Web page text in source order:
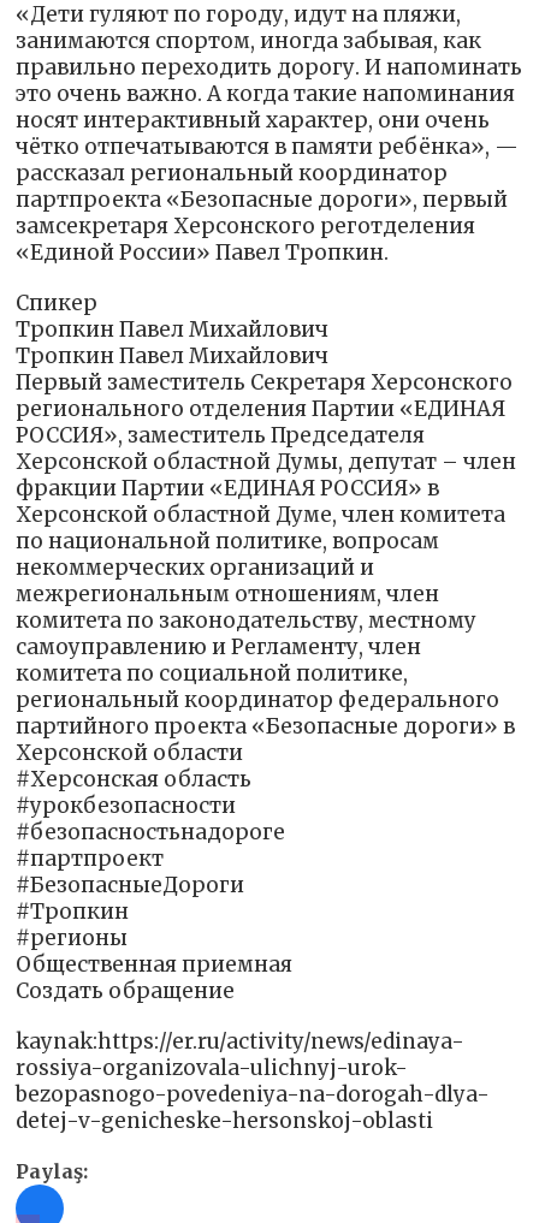
«Дети гуляют по городу, идут на пляжи,
занимаются спортом, иногда забывая, как
правильно переходить дорогу. И напоминать
это очень важно. А когда такие напоминания
носят интерактивный характер, они очень
чётко отпечатываются в памяти ребёнка», —
рассказал региональный координатор
партпроекта «Безопасные дороги», первый
замсекретаря Херсонского реготделения
«Единой России» Павел Тропкин.
Спикер
Тропкин Павел Михайлович
Тропкин Павел Михайлович
Первый заместитель Секретаря Херсонского
регионального отделения Партии «ЕДИНАЯ
РОССИЯ», заместитель Председателя
Херсонской областной Думы, депутат – член
фракции Партии «ЕДИНАЯ РОССИЯ» в
Херсонской областной Думе, член комитета
по национальной политике, вопросам
некоммерческих организаций и
межрегиональным отношениям, член
комитета по законодательству, местному
самоуправлению и Регламенту, член
комитета по социальной политике,
региональный координатор федерального
партийного проекта «Безопасные дороги» в
Херсонской области
#Херсонская область
#урокбезопасности
#безопасностьнадороге
#партпроект
#БезопасныеДороги
#Тропкин
#регионы
Общественная приемная
Создать обращение
kaynak:https://er.ru/activity/news/edinaya-
rossiya-organizovala-ulichnyj-urok-
bezopasnogo-povedeniya-na-dorogah-dlya-
detej-v-genicheske-hersonskoj-oblasti
Paylaş: